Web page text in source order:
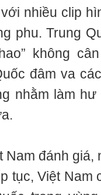
nhiều clip
phu. Trung
không
đâm va
nhằm làm hư
Nam đánh giá,
tục, Việt Nam